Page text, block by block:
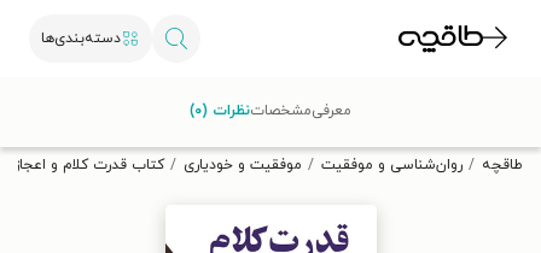
دسته‌بندی‌ها
تخفیف از طاقچه دریافت کن.
طاقچه روان‌شناسی و موفقیت موفقیت و خودیاری کتاب قدرت کلام و اعجاز
معرفیمشخصاتنظرات (۰)